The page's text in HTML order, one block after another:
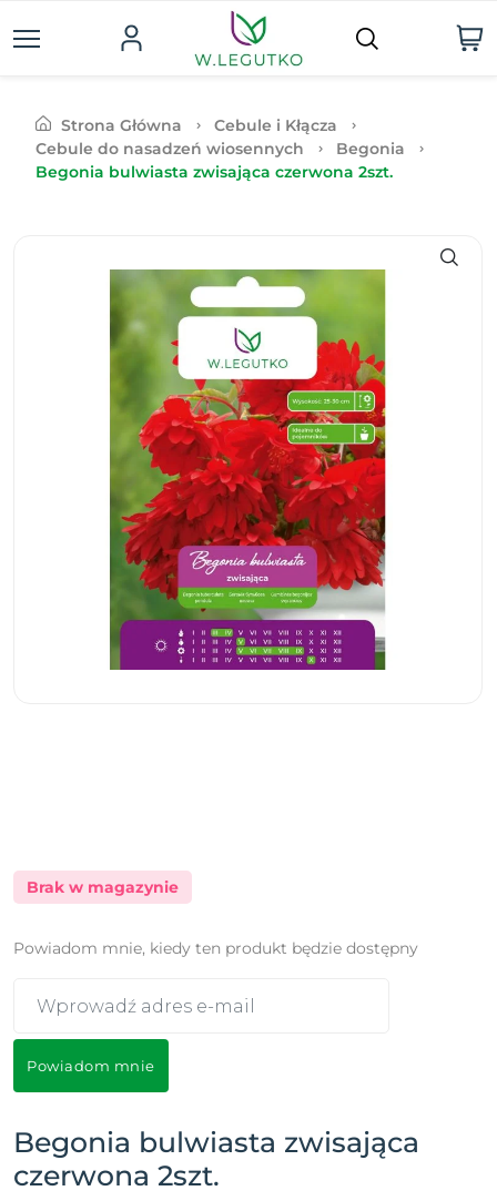
Strona Główna
Cebule i Kłącza
Cebule do nasadzeń wiosennych
Begonia
Begonia bulwiasta zwisająca czerwona 2szt.
Brak w magazynie
Powiadom mnie, kiedy ten produkt będzie dostępny
Powiadom mnie
Begonia bulwiasta zwisająca
czerwona 2szt.